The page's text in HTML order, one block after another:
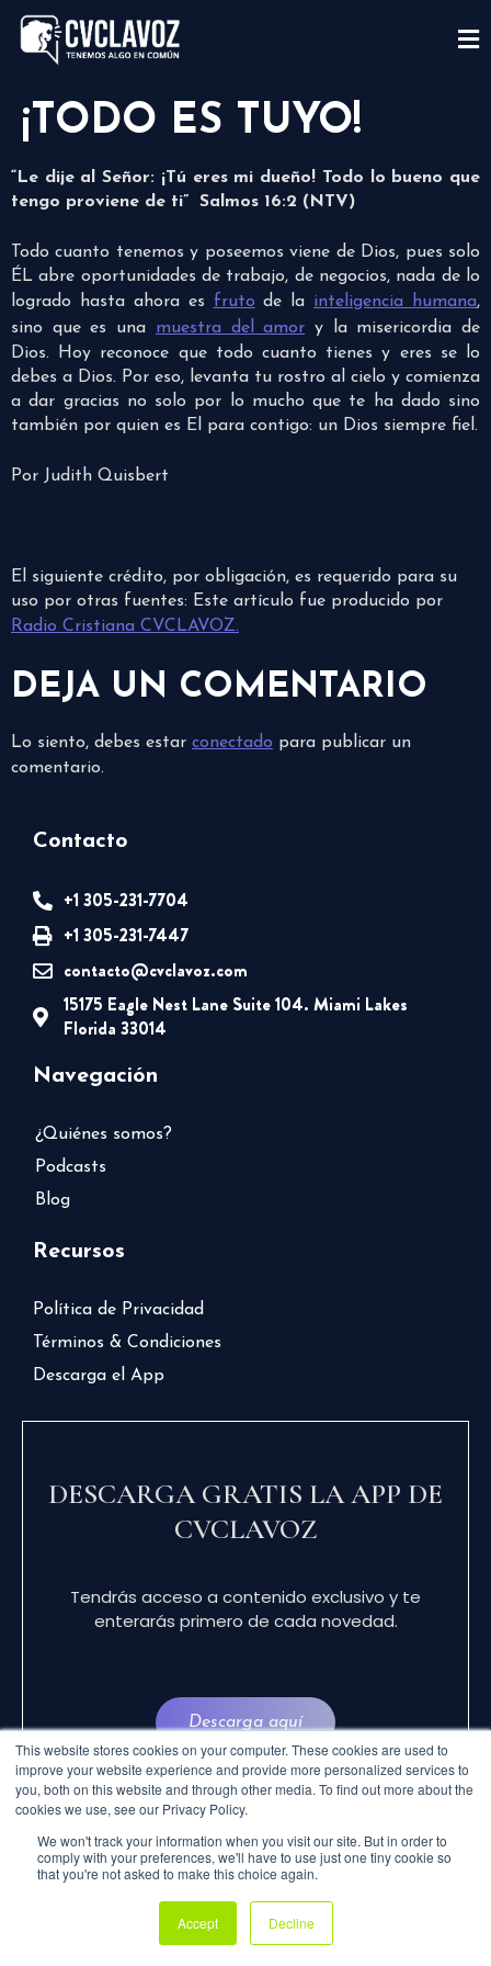
This website stores cookies on your computer. These cookies are used to
improve your website experience and provide more personalized services to
you, both on this website and through other media. To find out more about the
cookies we use, see our Privacy Policy.
We won't track your information when you visit our site. But in order to
comply with your preferences, we'll have to use just one tiny cookie so
that you're not asked to make this choice again.
Accept Decline
¡TODO ES TUYO!
“Le dije al Señor: ¡Tú eres mi dueño! Todo lo bueno que
tengo proviene de ti” Salmos 16:2 (NTV)
Todo cuanto tenemos y poseemos viene de Dios, pues solo
ÉL abre oportunidades de trabajo, de negocios, nada de lo
logrado hasta ahora es fruto de la inteligencia humana,
sino que es una muestra del amor y la misericordia de
Dios. Hoy reconoce que todo cuanto tienes y eres se lo
debes a Dios. Por eso, levanta tu rostro al cielo y comienza
a dar gracias no solo por lo mucho que te ha dado sino
también por quien es El para contigo: un Dios siempre fiel.
Por Judith Quisbert
El siguiente crédito, por obligación, es requerido para su
uso por otras fuentes: Este artículo fue producido por
Radio Cristiana CVCLAVOZ.
DEJA UN COMENTARIO
Lo siento, debes estar conectado para publicar un
comentario.
Contacto
+1 305-231-7704
+1 305-231-7447
contacto@cvclavoz.com
15175 Eagle Nest Lane Suite 104. Miami Lakes
Florida 33014
Navegación
¿Quiénes somos?
Podcasts
Blog
Recursos
Política de Privacidad
Términos & Condiciones
Descarga el App
DESCARGA GRATIS LA APP DE
CVCLAVOZ
Tendrás acceso a contenido exclusivo y te
enterarás primero de cada novedad.
Descarga aquí
© 2024 CVCLAVOZ . TODOS LOS DERECHOS
RESERVADOS.